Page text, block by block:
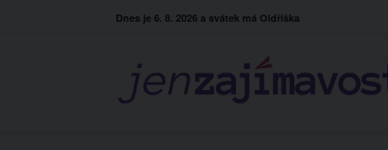
Dnes je 6. 8. 2026 a svátek má Oldřiška